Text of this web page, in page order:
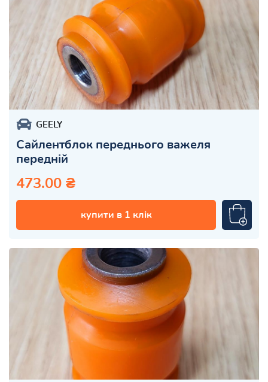
GEELY
Сайлентблок переднього важеля
передній
473.00 ₴
купити в 1 клік